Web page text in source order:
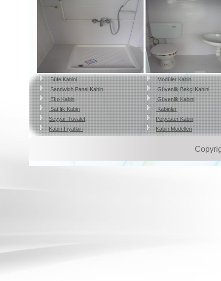
Büfe Kabini
Modüler Kabin
Sandwich Panel Kabin
Güvenlik Bekçi Kabini
Eko Kabin
Güvenlik Kabini
Satılık Kabin
Kabinler
Seyyar Tuvalet
Polyester Kabin
Kabin Fiyatları
Kabin Modelleri